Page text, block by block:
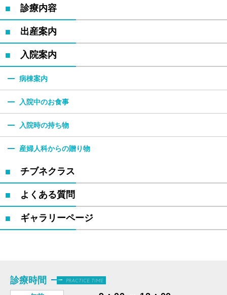
診療内容
出産案内
入院案内
病棟案内
入院中のお食事
入院時の持ち物
産婦人科からの贈り物
チブネクラス
よくある質問
ギャラリーページ
診療時間 PRACTICE TIME